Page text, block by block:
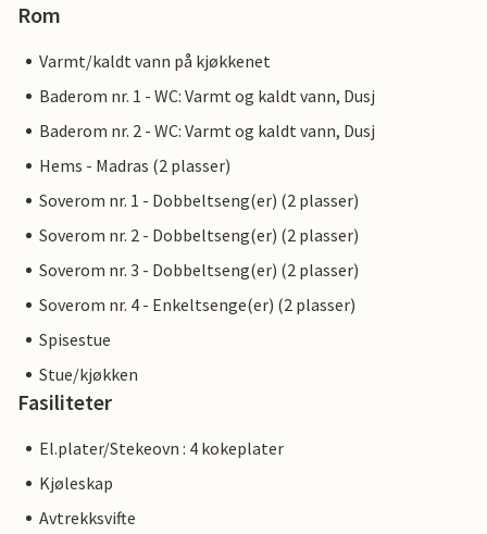
Rom
Varmt/kaldt vann på kjøkkenet
Baderom nr. 1 - WC: Varmt og kaldt vann, Dusj
Baderom nr. 2 - WC: Varmt og kaldt vann, Dusj
Hems - Madras (2 plasser)
Soverom nr. 1 - Dobbeltseng(er) (2 plasser)
Soverom nr. 2 - Dobbeltseng(er) (2 plasser)
Soverom nr. 3 - Dobbeltseng(er) (2 plasser)
Soverom nr. 4 - Enkeltsenge(er) (2 plasser)
Spisestue
Stue/kjøkken
Fasiliteter
El.plater/Stekeovn : 4 kokeplater
Kjøleskap
Avtrekksvifte